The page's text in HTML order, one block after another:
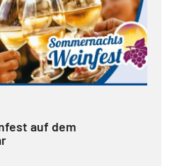
auf dem